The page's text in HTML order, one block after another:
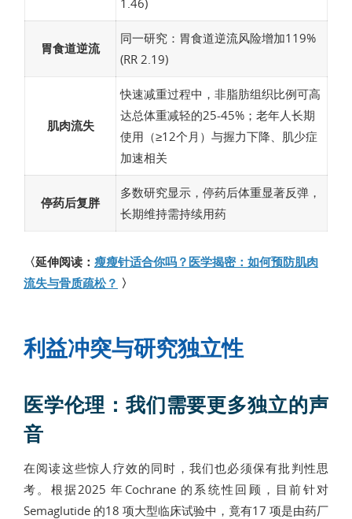
胃食道逆流
同一研究：胃食道逆流风险增加119%
(RR 2.19)
肌肉流失
快速减重过程中，非脂肪组织比例可高
达总体重减轻的25-45%；老年人长期
使用（≥12个月）与握力下降、肌少症
加速相关
停药后复胖
多数研究显示，停药后体重显著反弹，
长期维持需持续用药
〈延伸阅读： 瘦瘦针适合你吗？医学揭密：如何预防肌肉
流失与骨质疏松？ 〉
利益冲突与研究独立性
医学伦理：我们需要更多独立的声
音
在阅读这些惊人疗效的同时，我们也必须保有批判性思
考。根据2025 年Cochrane 的系统性回顾，目前针对
Semaglutide 的18 项大型临床试验中，竟有17 项是由药厂